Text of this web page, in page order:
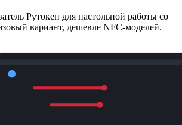
Рутокен для настольной работы со
вариант, дешевле NFC-моделей.